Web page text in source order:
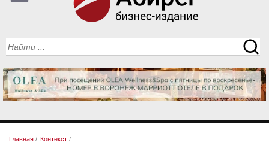
Главная / Контекст /